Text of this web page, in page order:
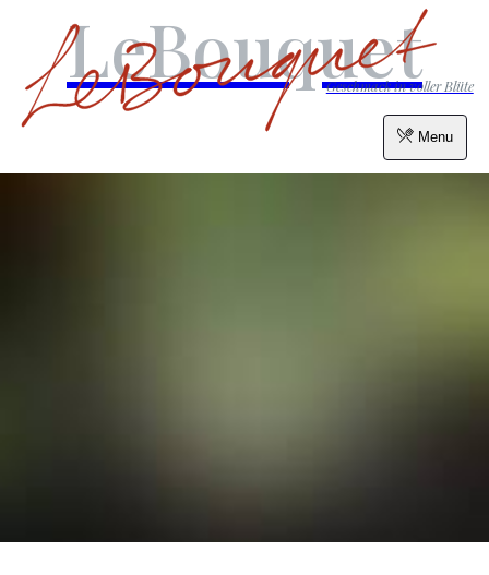
Menu
LeBouquet
Geschmack in voller Blüte